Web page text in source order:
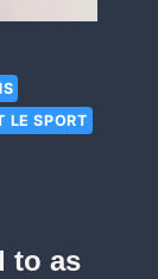
LE SPORT
to as